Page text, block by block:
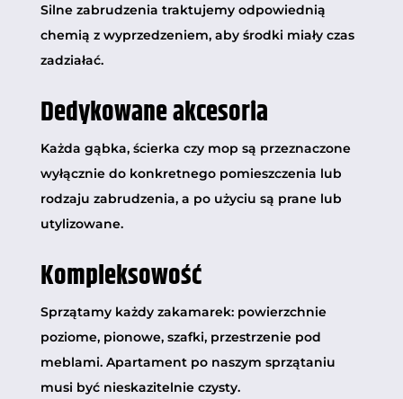
Silne zabrudzenia traktujemy odpowiednią
chemią z wyprzedzeniem, aby środki miały czas
zadziałać.
Dedykowane akcesoria
Każda gąbka, ścierka czy mop są przeznaczone
wyłącznie do konkretnego pomieszczenia lub
rodzaju zabrudzenia, a po użyciu są prane lub
utylizowane.
Kompleksowość
Sprzątamy każdy zakamarek: powierzchnie
poziome, pionowe, szafki, przestrzenie pod
meblami. Apartament po naszym sprzątaniu
musi być nieskazitelnie czysty.